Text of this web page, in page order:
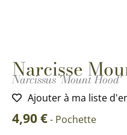
Narcisse
Narcissus 'Mount Hood'
Ajouter à ma liste
4,90€- Pochette